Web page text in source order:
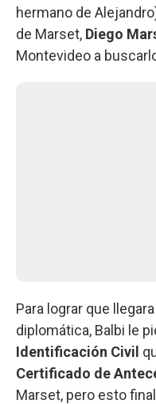
hermano de
de Marset, Diego
Montevideo a
Para lograr que
diplomática, Balbi le
Identificación Civil
Certificado de
Marset, pero esto